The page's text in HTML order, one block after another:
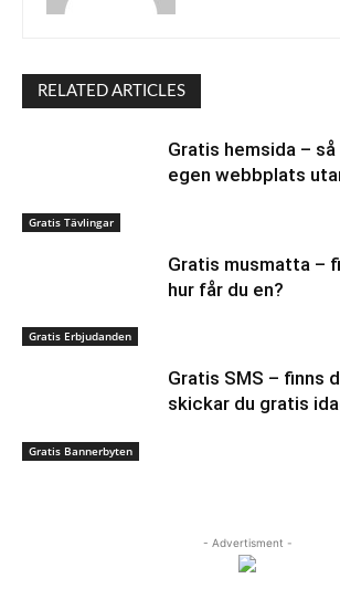
RELATED ARTICLES
Gratis Tävlingar
Gratis hemsida –
egen webbplats
Gratis Erbjudanden
Gratis musmatta –
hur får du en?
Gratis Bannerbyten
Gratis SMS – finns
skickar du gratis
- Advertisment -